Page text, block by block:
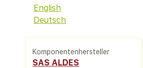
English
Deutsch
Komponentenhersteller
SAS ALDES